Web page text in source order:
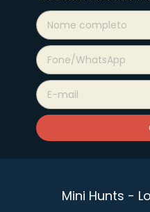
Mini Hunts -